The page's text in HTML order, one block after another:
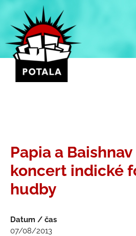
Přeskočit
obsah
Papia a
koncert indické
hudby
Datum / čas
07/08/2013